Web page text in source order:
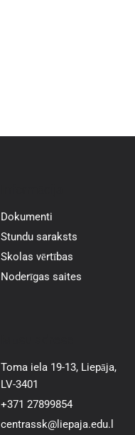
Dokumenti
Stundu saraksts
Skolas vērtības
Noderīgas saites
Toma iela 19-13, Liepāja,
LV-3401
+371 27899854
centrassk@liepaja.edu.l